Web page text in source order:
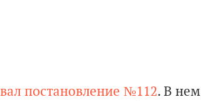
постановление №112. В нем